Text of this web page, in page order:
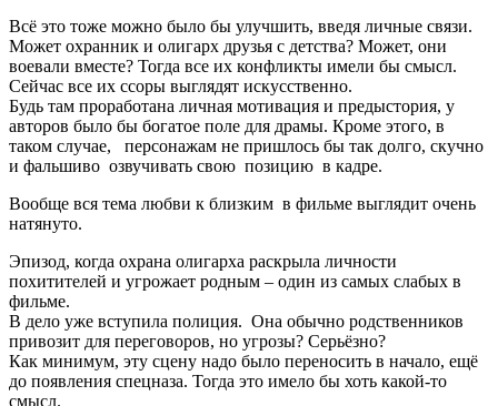
Всё это тоже можно было бы улучшить, введя личные связи.
Может охранник и олигарх друзья с детства? Может, они
воевали вместе? Тогда все их конфликты имели бы смысл.
Сейчас все их ссоры выглядят искусственно.
Будь там проработана личная мотивация и предыстория, у
авторов было бы богатое поле для драмы. Кроме этого, в
таком случае, персонажам не пришлось бы так долго, скучно
и фальшиво озвучивать свою позицию в кадре.
Вообще вся тема любви к близким в фильме выглядит очень
натянуто.
Эпизод, когда охрана олигарха раскрыла личности
похитителей и угрожает родным – один из самых слабых в
фильме.
В дело уже вступила полиция. Она обычно родственников
привозит для переговоров, но угрозы? Серьёзно?
Как минимум, эту сцену надо было переносить в начало, ещё
до появления спецназа. Тогда это имело бы хоть какой-то
смысл.